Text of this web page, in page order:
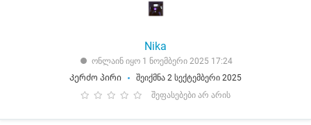
Nika
ონლაინ იყო 1 ნოემბერი 2025 17:24
Კერძო პირი
შეიქმნა 2 სექტემბერი 2025
შეფასებები არ არის